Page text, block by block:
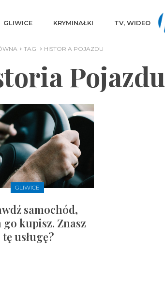
GLIWICE KRYMINAŁKI TV, WIDEO
TAGI HISTORIA POJAZDU
Pojazdu
GLIWICE
samochód,
go kupisz. Znasz
tę usługę?